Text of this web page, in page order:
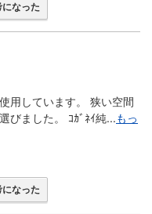
になった
用しています。 狭い空間
びました。 ｺｶﾞﾈｲ純...もっ
になった